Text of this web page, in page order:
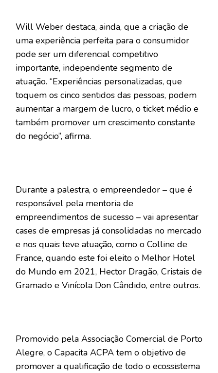
Will Weber destaca, ainda, que a criação de
uma experiência perfeita para o consumidor
pode ser um diferencial competitivo
importante, independente segmento de
atuação. “Experiências personalizadas, que
toquem os cinco sentidos das pessoas, podem
aumentar a margem de lucro, o ticket médio e
também promover um crescimento constante
do negócio”, afirma.
Durante a palestra, o empreendedor – que é
responsável pela mentoria de
empreendimentos de sucesso – vai apresentar
cases de empresas já consolidadas no mercado
e nos quais teve atuação, como o Colline de
France, quando este foi eleito o Melhor Hotel
do Mundo em 2021, Hector Dragão, Cristais de
Gramado e Vinícola Don Cândido, entre outros.
Promovido pela Associação Comercial de Porto
Alegre, o Capacita ACPA tem o objetivo de
promover a qualificação de todo o ecossistema